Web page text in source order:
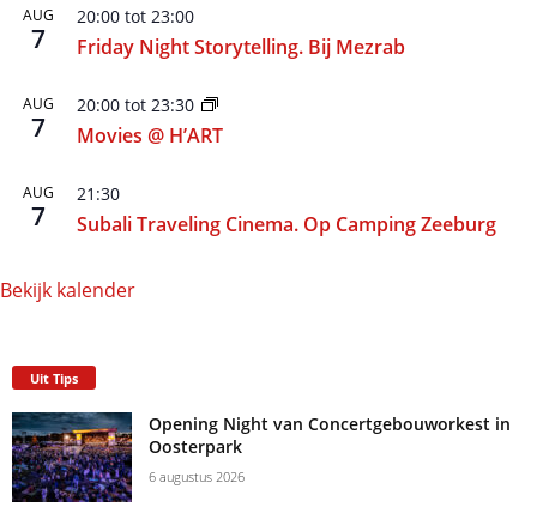
AUG
7
20:00 tot 23:00
Friday Night Storytelling. Bij Mezrab
AUG
7
20:00 tot 23:30
Movies @ H’ART
AUG
7
21:30
Subali Traveling Cinema. Op Camping Zeeburg
Bekijk kalender
Uit Tips
Opening Night van Concertgebouworkest in
Oosterpark
6 augustus 2026